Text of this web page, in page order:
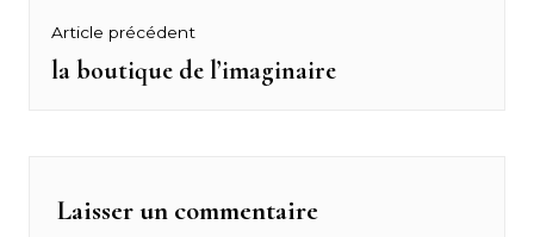
Navigation
de
Article précédent
Previous
la boutique de l’imaginaire
Laisser un commentaire